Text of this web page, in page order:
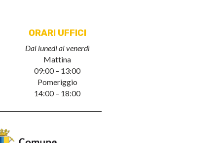
ORARI UFFICI
Dal lunedì al venerdì
Mattina
09:00 – 13:00
Pomeriggio
14:00 – 18:00